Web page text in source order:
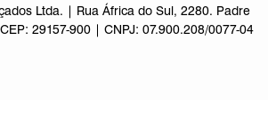
Ltda. | Rua África do Sul, 2280. Padre
29157-900 | CNPJ: 07.900.208/0077-04